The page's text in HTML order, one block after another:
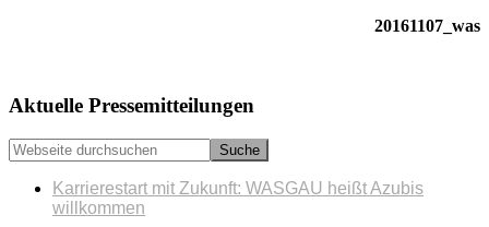
20161107_was
Seitenspalte
Aktuelle Pressemitteilungen
Webseite
durchsuchen
Karrierestart mit Zukunft: WASGAU heißt Azubis
willkommen